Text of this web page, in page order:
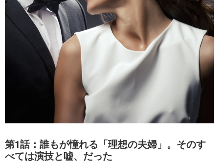
第1話：誰もが憧れる「理想の夫婦」。そのす
べては演技と嘘、だった